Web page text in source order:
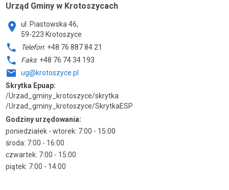
Urząd Gminy w Krotoszycach
ul. Piastowska 46,
59-223 Krotoszyce
Telefon: +48 76 887 84 21
Faks: +48 76 74 34 193
ug@krotoszyce.pl
Skrytka Epuap:
/Urzad_gminy_krotoszyce/skrytka
/Urzad_gminy_krotoszyce/SkrytkaESP
Godziny urzędowania:
poniedziałek - wtorek: 7:00 - 15:00
środa: 7:00 - 16:00
czwartek: 7:00 - 15:00
piątek: 7:00 - 14:00